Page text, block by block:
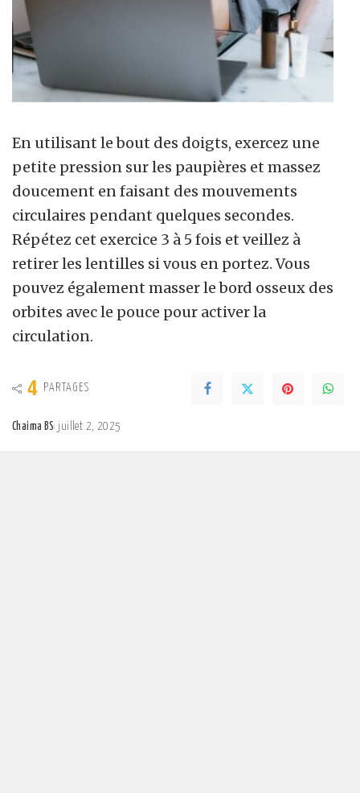
En utilisant le bout des doigts, exercez une
petite pression sur les paupières et massez
doucement en faisant des mouvements
circulaires pendant quelques secondes.
Répétez cet exercice 3 à 5 fois et veillez à
retirer les lentilles si vous en portez. Vous
pouvez également masser le bord osseux des
orbites avec le pouce pour activer la
circulation.
4 PARTAGES
Chaima BS juillet 2, 2025